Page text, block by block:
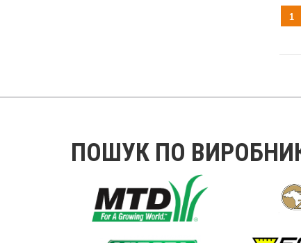
1
ПОШУК ПО